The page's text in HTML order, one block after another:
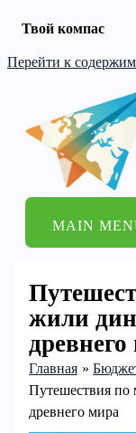
Твой компас
Перейти к
MAIN
жили
Главная
Путешествия по
древнего мира